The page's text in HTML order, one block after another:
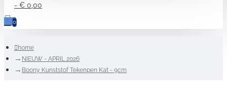
- € 0,00
0
home
NIEUW - APRIL 2026
Boony Kunststof Tekenpen Kat - 9cm